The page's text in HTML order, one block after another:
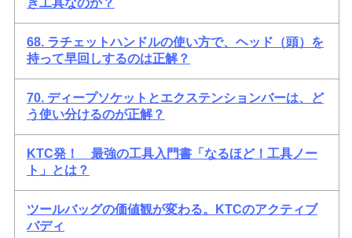
き工具なのか？
68. ラチェットハンドルの使い方で、ヘッド（頭）を
持って早回しするのは正解？
70. ディープソケットとエクステンションバーは、ど
う使い分けるのが正解？
KTC発！ 最強の工具入門書「なるほど！工具ノー
ト」とは？
ツールバッグの価値観が変わる。KTCのアクティブ
バディ